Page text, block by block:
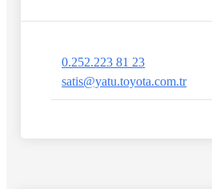
0.252.223 81 23
satis@yatu.toyota.com.tr